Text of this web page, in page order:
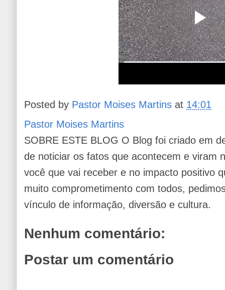
Posted by Pastor Moises Martins at 14:01
Pastor Moises Martins
SOBRE ESTE BLOG O Blog foi criado em
de noticiar os fatos que acontecem e viram
você que vai receber e no impacto positivo
muito comprometimento com todos,
vínculo de informação, diversão e cultura.
Nenhum comentário:
Postar um comentário